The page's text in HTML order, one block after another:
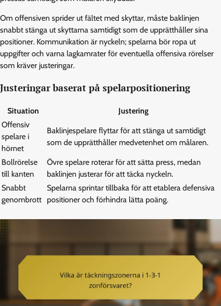
Om offensiven sprider ut fältet med skyttar, måste baklinjen
snabbt stänga ut skyttarna samtidigt som de upprätthåller sina
positioner. Kommunikation är nyckeln; spelarna bör ropa ut
uppgifter och varna lagkamrater för eventuella offensiva rörelser
som kräver justeringar.
Justeringar baserat på spelarpositionering
Situation
Justering
Offensiv
spelare i
hörnet
Baklinjespelare flyttar för att stänga ut samtidigt
som de upprätthåller medvetenhet om målaren.
Bollrörelse
till kanten
Övre spelare roterar för att sätta press, medan
baklinjen justerar för att täcka nyckeln.
Snabbt
genombrott
Spelarna sprintar tillbaka för att etablera defensiva
positioner och förhindra lätta poäng.